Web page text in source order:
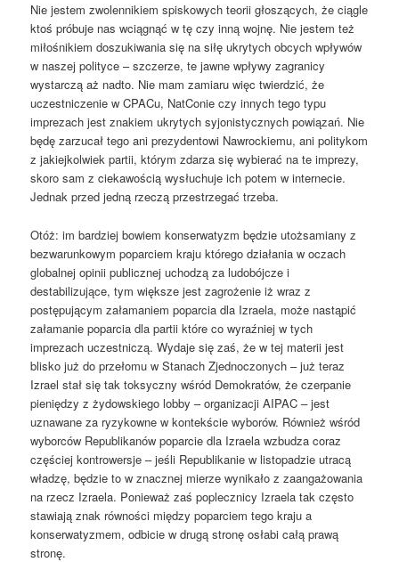
Nie jestem zwolennikiem spiskowych teorii głoszących, że ciągle
ktoś próbuje nas wciągnąć w tę czy inną wojnę. Nie jestem też
miłośnikiem doszukiwania się na siłę ukrytych obcych wpływów
w naszej polityce – szczerze, te jawne wpływy zagranicy
wystarczą aż nadto. Nie mam zamiaru więc twierdzić, że
uczestniczenie w CPACu, NatConie czy innych tego typu
imprezach jest znakiem ukrytych syjonistycznych powiązań. Nie
będę zarzucał tego ani prezydentowi Nawrockiemu, ani politykom
z jakiejkolwiek partii, którym zdarza się wybierać na te imprezy,
skoro sam z ciekawością wysłuchuje ich potem w internecie.
Jednak przed jedną rzeczą przestrzegać trzeba.
Otóż: im bardziej bowiem konserwatyzm będzie utożsamiany z
bezwarunkowym poparciem kraju którego działania w oczach
globalnej opinii publicznej uchodzą za ludobójcze i
destabilizujące, tym większe jest zagrożenie iż wraz z
postępującym załamaniem poparcia dla Izraela, może nastąpić
załamanie poparcia dla partii które co wyraźniej w tych
imprezach uczestniczą. Wydaje się zaś, że w tej materii jest
blisko już do przełomu w Stanach Zjednoczonych – już teraz
Izrael stał się tak toksyczny wśród Demokratów, że czerpanie
pieniędzy z żydowskiego lobby – organizacji AIPAC – jest
uznawane za ryzykowne w kontekście wyborów. Również wśród
wyborców Republikanów poparcie dla Izraela wzbudza coraz
częściej kontrowersje – jeśli Republikanie w listopadzie utracą
władzę, będzie to w znacznej mierze wynikało z zaangażowania
na rzecz Izraela. Ponieważ zaś poplecznicy Izraela tak często
stawiają znak równości między poparciem tego kraju a
konserwatyzmem, odbicie w drugą stronę osłabi całą prawą
stronę.